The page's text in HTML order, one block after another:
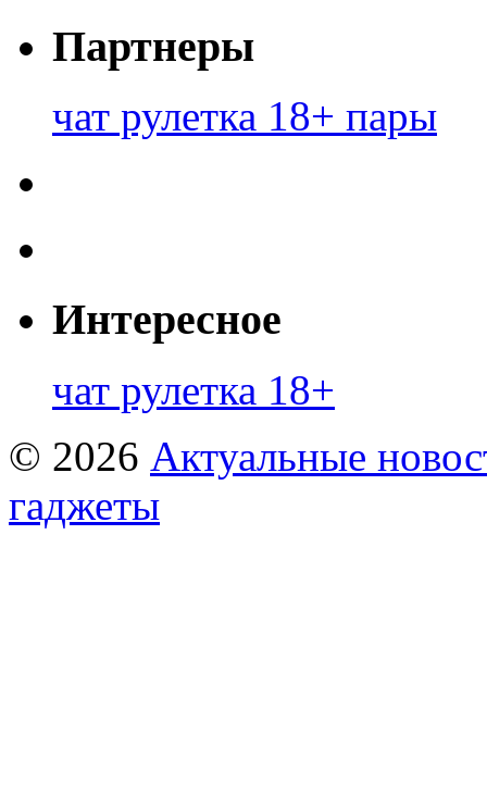
Партнеры
чат рулетка 18+ пары
Интересное
чат рулетка 18+
© 2026 Актуальные
гаджеты